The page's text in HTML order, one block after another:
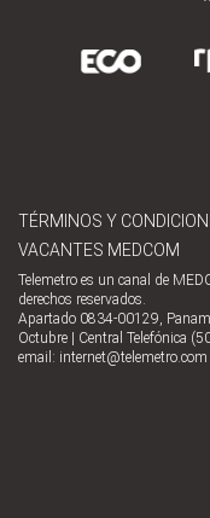
TÉRMINOS Y
VACANTES MEDCOM
Telemetro es un canal de
derechos reservados.
Apartado 0834-00129,
Octubre | Central Telefónica
email: internet@telemetro.com